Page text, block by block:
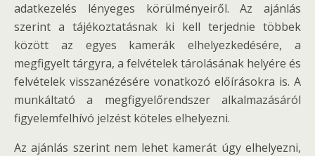
adatkezelés lényeges körülményeiről. Az ajánlás
szerint a tájékoztatásnak ki kell terjednie többek
között az egyes kamerák elhelyezkedésére, a
megfigyelt tárgyra, a felvételek tárolásának helyére és
felvételek visszanézésére vonatkozó előírásokra is. A
munkáltató a megfigyelőrendszer alkalmazásáról
figyelemfelhívó jelzést köteles elhelyezni.
Az ajánlás szerint nem lehet kamerát úgy elhelyezni,